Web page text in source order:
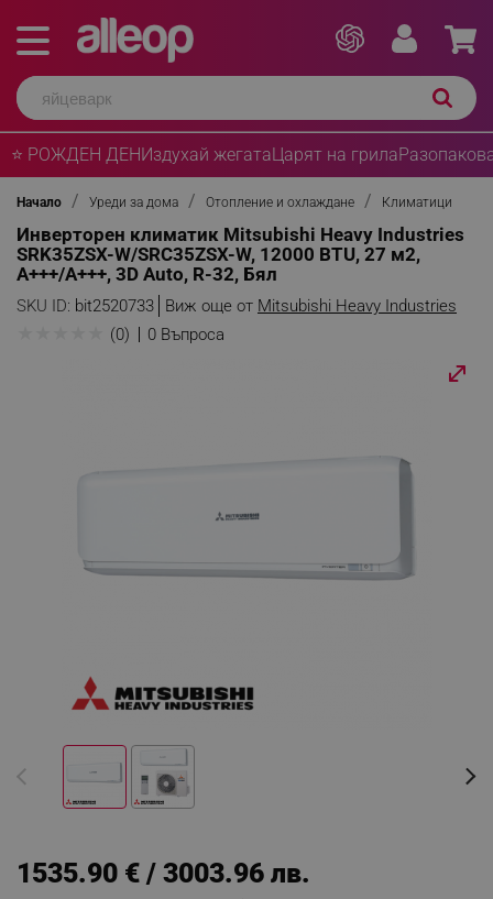
⭐ РОЖДЕН ДЕНИздухай жегатаЦарят на грила
Начало Уреди за дома Отопление и охлаждане Климатици
Инверторен климатик Mitsubishi Heavy Industries
SRK35ZSX-W/SRC35ZSX-W, 12000 BTU, 27 м2,
A+++/A+++, 3D Auto, R-32, Бял
SKU ID: bit2520733 Виж още от Mitsubishi Heavy Industries
(0) 0 Въпроса
1535.90 € / 3003.96 лв.